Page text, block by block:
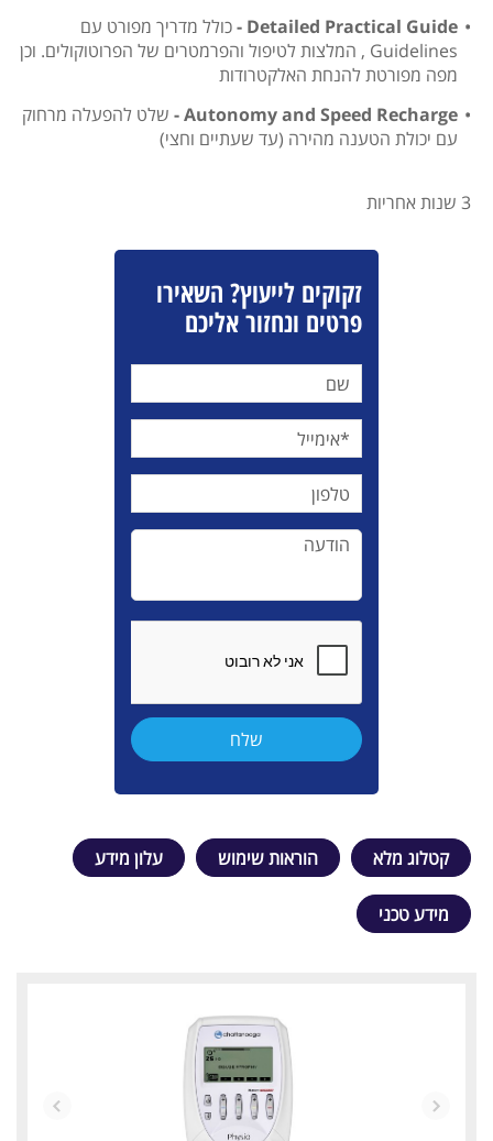
Detailed Practical Guide -
כולל מדריך מפורט עם
Guidelines , המלצות לטיפול והפרמטרים של הפרוטוקולים. וכן
מפה מפורטת להנחת האלקטרודות
Autonomy and Speed Recharge -
שלט להפעלה מרחוק
עם יכולת הטענה מהירה (עד שעתיים וחצי)
3 שנות אחריות
זקוקים לייעוץ? השאירו
פרטים ונחזור אליכם
קטלוג מלא הוראות שימוש עלון מידע
מידע טכני